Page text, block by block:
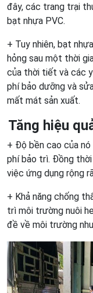
đây, các trang trại
bạt nhựa PVC.
+ Tuy nhiên, bạt
hỏng sau một thời
của thời tiết và các
phí bảo dưỡng và
mất mát sản xuất.
Tăng hiệu
+ Độ bền cao của
phí bảo trì. Đồng
việc ứng dụng rộng
+ Khả năng chống
trì môi trường nuôi
đề về môi trường